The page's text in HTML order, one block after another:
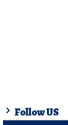
Follow US